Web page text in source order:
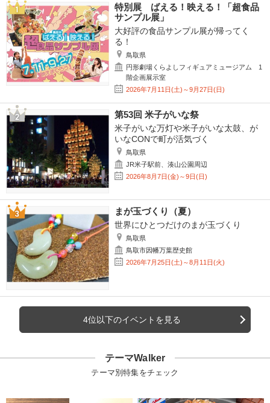
特別展 ばえる！映える！「超食品
サンプル展」
大好評の食品サンプル展が帰ってく
る！
鳥取県
円形劇場くらよしフィギュアミュージアム 1
階企画展示室
2026年7月11日(土)～9月27日(日)
第53回 米子がいな祭
米子がいな万灯や米子がいな太鼓、が
いなCONで町が活気づく
鳥取県
JR米子駅前、湊山公園周辺
2026年8月7日(金)～9日(日)
まが玉づくり（夏）
世界にひとつだけのまが玉づくり
鳥取県
鳥取市因幡万葉歴史館
2026年7月25日(土)～8月11日(火)
4位以下のイベントを見る
テーマWalker
テーマ別特集をチェック